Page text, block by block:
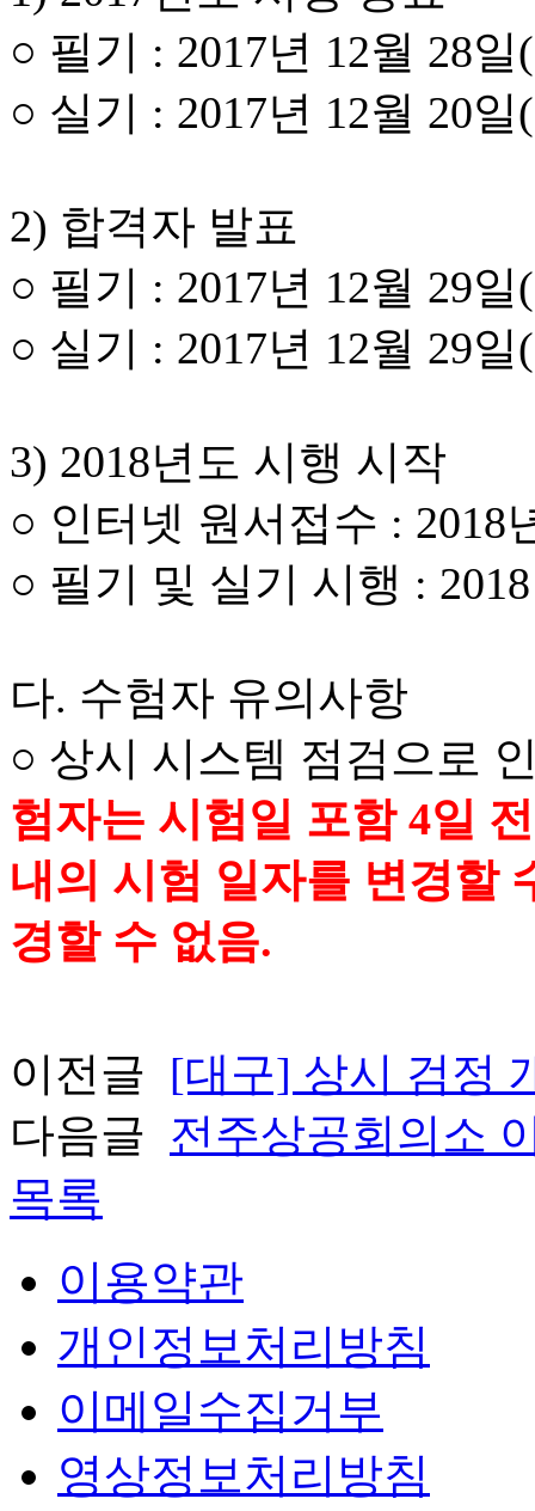
○ 필기 : 2017년 12월 28일
○ 실기 : 2017년 12월 20일
2) 합격자 발표
○ 필기 : 2017년 12월 29일
○ 실기 : 2017년 12월 29일
3) 2018년도 시행 시작
○ 인터넷 원서접수 : 2018
○ 필기 및 실기 시행 :
다. 수험자 유의사항
○ 상시 시스템 점검으로
험자는 시험일 포함 4일
내의 시험 일자를 변경할
경할 수 없음.
이전글 [대구] 상시 검정
다음글 전주상공회의소
목록
이용약관
개인정보처리방침
이메일수집거부
영상정보처리방침